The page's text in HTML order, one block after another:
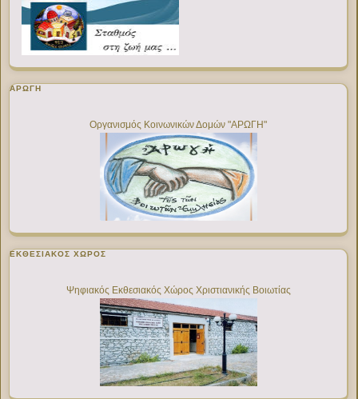
ΑΡΩΓΗ
Οργανισμός Κοινωνικών Δομών "ΑΡΩΓΗ"
ΕΚΘΕΣΙΑΚΌΣ ΧΏΡΟΣ
Ψηφιακός Εκθεσιακός Χώρος Χριστιανικής Βοιωτίας